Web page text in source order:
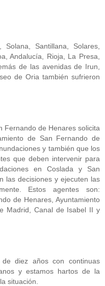
Santillana, Solares,
Andalucía, Rioja, La Presa,
de las avenidas de Irun,
de Oria también sufrieron
Fernando de Henares solicita
de San Fernando de
y también que los
que deben intervenir para
en Coslada y San
las decisiones y ejecuten las
Estos agentes son:
de Henares, Ayuntamiento
Madrid, Canal de Isabel II y
diez años con continuas
y estamos hartos de la
situación.